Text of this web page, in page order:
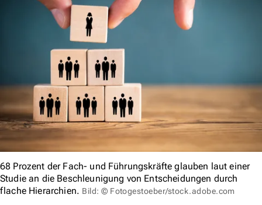
68 Prozent der Fach- und Führungskräfte glauben laut einer
Studie an die Beschleunigung von Entscheidungen durch
flache Hierarchien. Bild: © Fotogestoeber/stock.adobe.com